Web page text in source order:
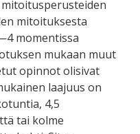
mitoituksesta
momentissa
mukaan muut
opinnot olisivat
laajuus on
4,5
tai kolme